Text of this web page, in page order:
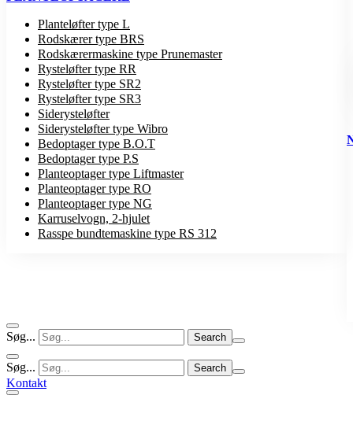
Planteløfter type L
Rodskærer type BRS
Rodskærermaskine type Prunemaster
Rysteløfter type RR
Rysteløfter type SR2
Rysteløfter type SR3
Siderysteløfter
Siderysteløfter type Wibro
Bedoptager type B.O.T
Bedoptager type P.S
Planteoptager type Liftmaster
Planteoptager type RO
Planteoptager type NG
Karruselvogn, 2-hjulet
Rasspe bundtemaskine type RS 312
Søg...
Søg...
Kontakt